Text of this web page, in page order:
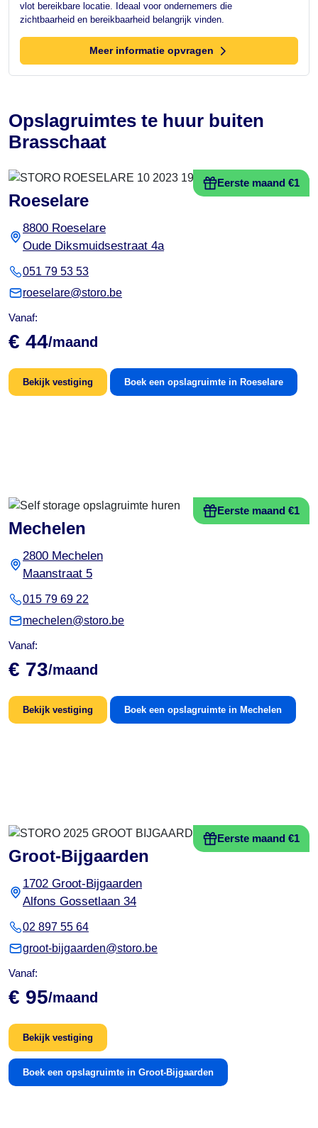
vlot bereikbare locatie. Ideaal voor ondernemers die
zichtbaarheid en bereikbaarheid belangrijk vinden.
Meer informatie opvragen
Opslagruimtes te huur buiten
Brasschaat
Eerste maand €1
Roeselare
8800 Roeselare
Oude Diksmuidsestraat 4a
051 79 53 53
roeselare@storo.be
Vanaf:
€ 44/maand
Bekijk vestiging Boek een opslagruimte in Roeselare
Eerste maand €1
Mechelen
2800 Mechelen
Maanstraat 5
015 79 69 22
mechelen@storo.be
Vanaf:
€ 73/maand
Bekijk vestiging Boek een opslagruimte in Mechelen
Eerste maand €1
Groot-Bijgaarden
1702 Groot-Bijgaarden
Alfons Gossetlaan 34
02 897 55 64
groot-bijgaarden@storo.be
Vanaf:
€ 95/maand
Bekijk vestiging
Boek een opslagruimte in Groot-Bijgaarden